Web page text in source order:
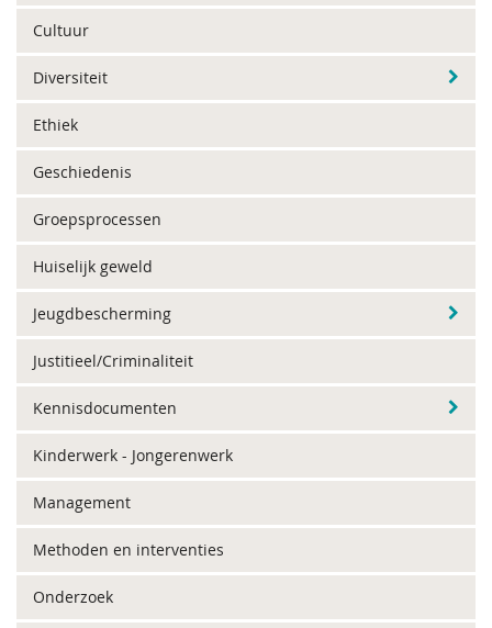
Cultuur
Diversiteit
Ethiek
Geschiedenis
Groepsprocessen
Huiselijk geweld
Jeugdbescherming
Justitieel/Criminaliteit
Kennisdocumenten
Kinderwerk - Jongerenwerk
Management
Methoden en interventies
Onderzoek